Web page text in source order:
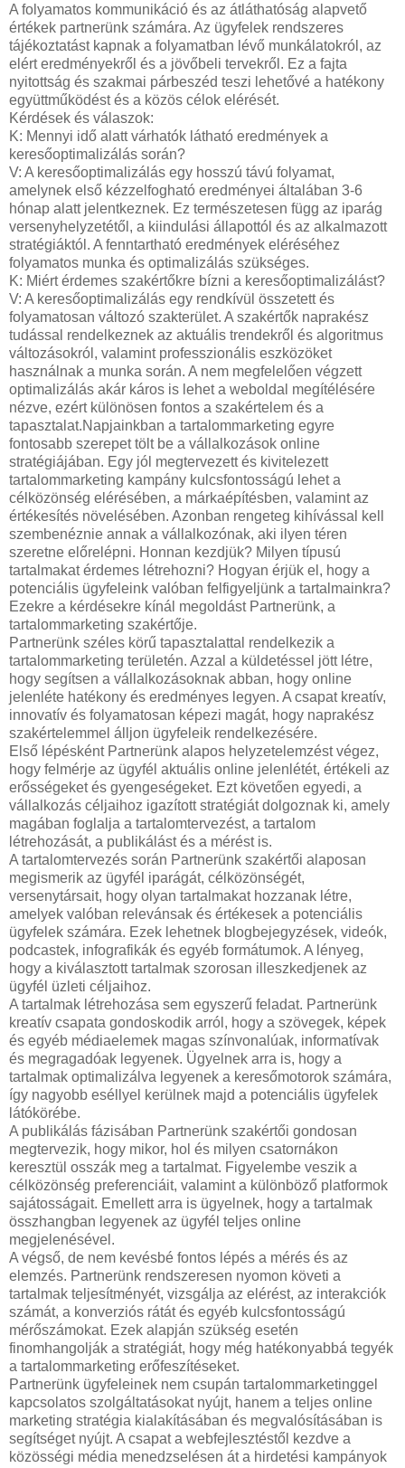
A folyamatos kommunikáció és az átláthatóság alapvető
értékek partnerünk számára. Az ügyfelek rendszeres
tájékoztatást kapnak a folyamatban lévő munkálatokról, az
elért eredményekről és a jövőbeli tervekről. Ez a fajta
nyitottság és szakmai párbeszéd teszi lehetővé a hatékony
együttműködést és a közös célok elérését.
Kérdések és válaszok:
K: Mennyi idő alatt várhatók látható eredmények a
keresőoptimalizálás során?
V: A keresőoptimalizálás egy hosszú távú folyamat,
amelynek első kézzelfogható eredményei általában 3-6
hónap alatt jelentkeznek. Ez természetesen függ az iparág
versenyhelyzetétől, a kiindulási állapottól és az alkalmazott
stratégiáktól. A fenntartható eredmények eléréséhez
folyamatos munka és optimalizálás szükséges.
K: Miért érdemes szakértőkre bízni a keresőoptimalizálást?
V: A keresőoptimalizálás egy rendkívül összetett és
folyamatosan változó szakterület. A szakértők naprakész
tudással rendelkeznek az aktuális trendekről és algoritmus
változásokról, valamint professzionális eszközöket
használnak a munka során. A nem megfelelően végzett
optimalizálás akár káros is lehet a weboldal megítélésére
nézve, ezért különösen fontos a szakértelem és a
tapasztalat.Napjainkban a tartalommarketing egyre
fontosabb szerepet tölt be a vállalkozások online
stratégiájában. Egy jól megtervezett és kivitelezett
tartalommarketing kampány kulcsfontosságú lehet a
célközönség elérésében, a márkaépítésben, valamint az
értékesítés növelésében. Azonban rengeteg kihívással kell
szembenéznie annak a vállalkozónak, aki ilyen téren
szeretne előrelépni. Honnan kezdjük? Milyen típusú
tartalmakat érdemes létrehozni? Hogyan érjük el, hogy a
potenciális ügyfeleink valóban felfigyeljünk a tartalmainkra?
Ezekre a kérdésekre kínál megoldást Partnerünk, a
tartalommarketing szakértője.
Partnerünk széles körű tapasztalattal rendelkezik a
tartalommarketing területén. Azzal a küldetéssel jött létre,
hogy segítsen a vállalkozásoknak abban, hogy online
jelenléte hatékony és eredményes legyen. A csapat kreatív,
innovatív és folyamatosan képezi magát, hogy naprakész
szakértelemmel álljon ügyfeleik rendelkezésére.
Első lépésként Partnerünk alapos helyzetelemzést végez,
hogy felmérje az ügyfél aktuális online jelenlétét, értékeli az
erősségeket és gyengeségeket. Ezt követően egyedi, a
vállalkozás céljaihoz igazított stratégiát dolgoznak ki, amely
magában foglalja a tartalomtervezést, a tartalom
létrehozását, a publikálást és a mérést is.
A tartalomtervezés során Partnerünk szakértői alaposan
megismerik az ügyfél iparágát, célközönségét,
versenytársait, hogy olyan tartalmakat hozzanak létre,
amelyek valóban relevánsak és értékesek a potenciális
ügyfelek számára. Ezek lehetnek blogbejegyzések, videók,
podcastek, infografikák és egyéb formátumok. A lényeg,
hogy a kiválasztott tartalmak szorosan illeszkedjenek az
ügyfél üzleti céljaihoz.
A tartalmak létrehozása sem egyszerű feladat. Partnerünk
kreatív csapata gondoskodik arról, hogy a szövegek, képek
és egyéb médiaelemek magas színvonalúak, informatívak
és megragadóak legyenek. Ügyelnek arra is, hogy a
tartalmak optimalizálva legyenek a keresőmotorok számára,
így nagyobb eséllyel kerülnek majd a potenciális ügyfelek
látókörébe.
A publikálás fázisában Partnerünk szakértői gondosan
megtervezik, hogy mikor, hol és milyen csatornákon
keresztül osszák meg a tartalmat. Figyelembe veszik a
célközönség preferenciáit, valamint a különböző platformok
sajátosságait. Emellett arra is ügyelnek, hogy a tartalmak
összhangban legyenek az ügyfél teljes online
megjelenésével.
A végső, de nem kevésbé fontos lépés a mérés és az
elemzés. Partnerünk rendszeresen nyomon követi a
tartalmak teljesítményét, vizsgálja az elérést, az interakciók
számát, a konverziós rátát és egyéb kulcsfontosságú
mérőszámokat. Ezek alapján szükség esetén
finomhangolják a stratégiát, hogy még hatékonyabbá tegyék
a tartalommarketing erőfeszítéseket.
Partnerünk ügyfeleinek nem csupán tartalommarketinggel
kapcsolatos szolgáltatásokat nyújt, hanem a teljes online
marketing stratégia kialakításában és megvalósításában is
segítséget nyújt. A csapat a webfejlesztéstől kezdve a
közösségi média menedzselésen át a hirdetési kampányok